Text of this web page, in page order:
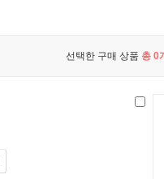
선택한 구매 상품 총 0